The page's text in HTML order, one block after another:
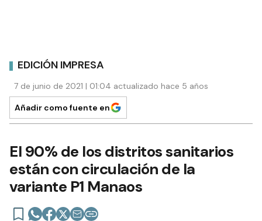
EDICIÓN IMPRESA
7 de junio de 2021 | 01:04 actualizado hace 5 años
Añadir como fuente en
El 90% de los distritos sanitarios
están con circulación de la
variante P1 Manaos